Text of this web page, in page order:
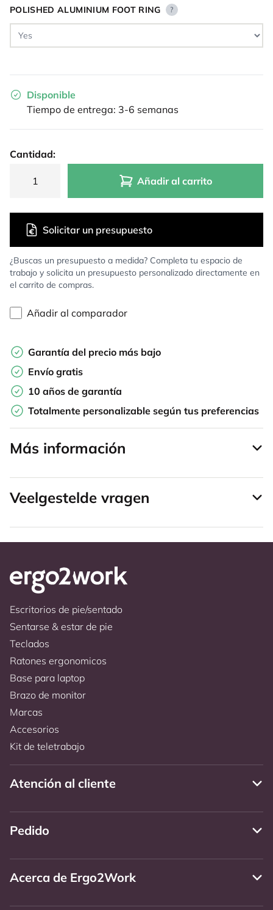
POLISHED ALUMINIUM FOOT RING ?
Disponible
Tiempo de entrega: 3-6 semanas
Cantidad:
Añadir al carrito
¿Buscas un presupuesto a medida? Completa tu espacio de
trabajo y solicita un presupuesto personalizado directamente en
el carrito de compras.
Solicitar un presupuesto
Añadir al comparador
Garantía del precio más bajo
Envío gratis
10 años de garantía
Totalmente personalizable según tus preferencias
Más información
Veelgestelde vragen
Escritorios de pie/sentado
Sentarse & estar de pie
Teclados
Ratones ergonomicos
Base para laptop
Brazo de monitor
Marcas
Accesorios
Kit de teletrabajo
Atención al cliente
Pedido
Acerca de Ergo2Work